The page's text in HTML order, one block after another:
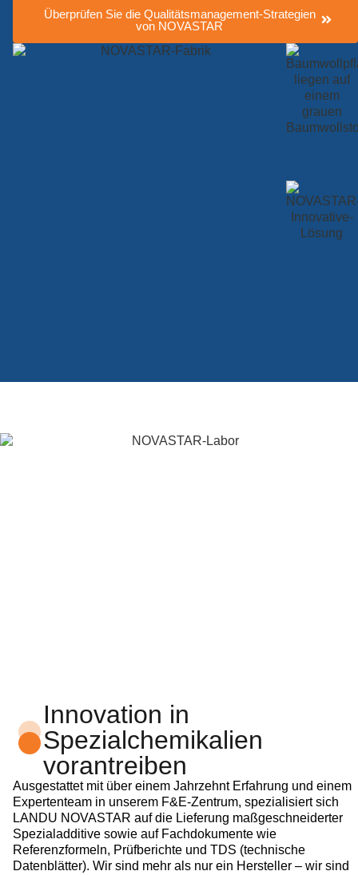
Überprüfen Sie die Qualitätsmanagement-Strategien
von NOVASTAR
Innovation in
Spezialchemikalien
vorantreiben
Ausgestattet mit über einem Jahrzehnt Erfahrung und einem
Expertenteam in unserem F&E-Zentrum, spezialisiert sich
LANDU NOVASTAR auf die Lieferung maßgeschneiderter
Spezialadditive sowie auf Fachdokumente wie
Referenzformeln, Prüfberichte und TDS (technische
Datenblätter). Wir sind mehr als nur ein Hersteller – wir sind